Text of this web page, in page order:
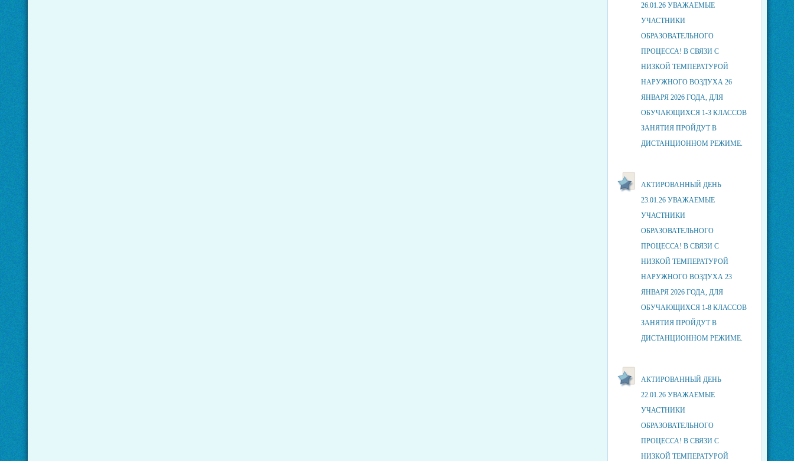
26.01.26 УВАЖАЕМЫЕ
УЧАСТНИКИ
ОБРАЗОВАТЕЛЬНОГО
ПРОЦЕССА! В СВЯЗИ С
НИЗКОЙ ТЕМПЕРАТУРОЙ
НАРУЖНОГО ВОЗДУХА 26
ЯНВАРЯ 2026 ГОДА, ДЛЯ
ОБУЧАЮЩИХСЯ 1-3 КЛАССОВ
ЗАНЯТИЯ ПРОЙДУТ В
ДИСТАНЦИОННОМ РЕЖИМЕ.
АКТИРОВАННЫЙ ДЕНЬ
23.01.26 УВАЖАЕМЫЕ
УЧАСТНИКИ
ОБРАЗОВАТЕЛЬНОГО
ПРОЦЕССА! В СВЯЗИ С
НИЗКОЙ ТЕМПЕРАТУРОЙ
НАРУЖНОГО ВОЗДУХА 23
ЯНВАРЯ 2026 ГОДА, ДЛЯ
ОБУЧАЮЩИХСЯ 1-8 КЛАССОВ
ЗАНЯТИЯ ПРОЙДУТ В
ДИСТАНЦИОННОМ РЕЖИМЕ.
АКТИРОВАННЫЙ ДЕНЬ
22.01.26 УВАЖАЕМЫЕ
УЧАСТНИКИ
ОБРАЗОВАТЕЛЬНОГО
ПРОЦЕССА! В СВЯЗИ С
НИЗКОЙ ТЕМПЕРАТУРОЙ